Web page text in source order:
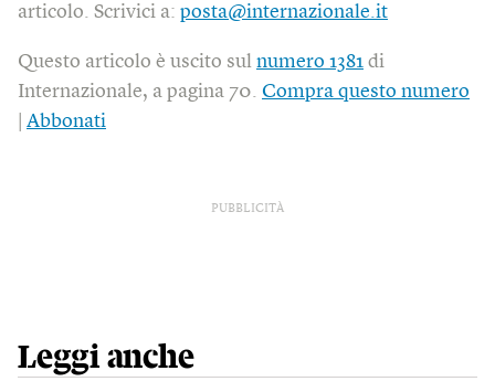
articolo. Scrivici a: posta@internazionale.it
Questo articolo è uscito sul numero 1381 di
Internazionale, a pagina 70. Compra questo numero
Abbonati
PUBBLICITÀ
Leggi anche